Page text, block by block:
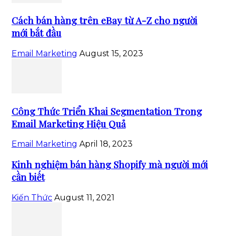
Cách bán hàng trên eBay từ A-Z cho người
mới bắt đầu
Email Marketing August 15, 2023
Công Thức Triển Khai Segmentation Trong
Email Marketing Hiệu Quả
Email Marketing April 18, 2023
Kinh nghiệm bán hàng Shopify mà người mới
cần biết
Kiến Thức August 11, 2021